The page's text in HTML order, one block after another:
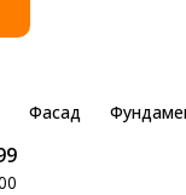
Фасад